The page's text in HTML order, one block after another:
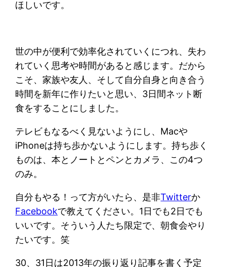
ほしいです。
世の中が便利で効率化されていくにつれ、失わ
れていく思考や時間があると感じます。だから
こそ、家族や友人、そして自分自身と向き合う
時間を新年に作りたいと思い、3日間ネット断
食をすることにしました。
テレビもなるべく見ないようにし、Macや
iPhoneは持ち歩かないようにします。持ち歩く
ものは、本とノートとペンとカメラ、この4つ
のみ。
自分もやる！って方がいたら、是非Twitterか
Facebookで教えてください。1日でも2日でも
いいです。そういう人たち限定で、朝食会やり
たいです。笑
30、31日は2013年の振り返り記事を書く予定